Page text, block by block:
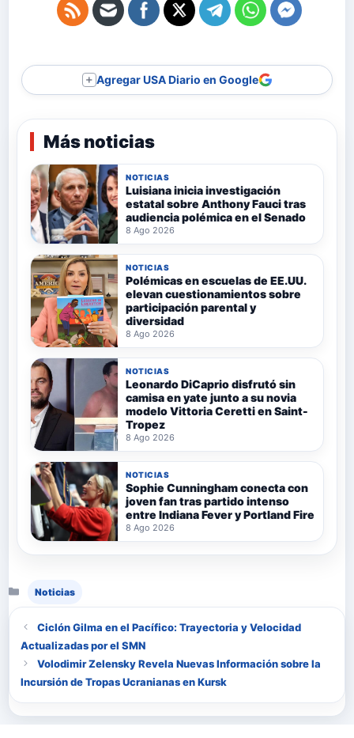
＋ Agregar USA Diario en Google
Más noticias
NOTICIAS
Luisiana inicia investigación
estatal sobre Anthony Fauci tras
audiencia polémica en el Senado
8 Ago 2026
NOTICIAS
Polémicas en escuelas de EE.UU.
elevan cuestionamientos sobre
participación parental y
diversidad
8 Ago 2026
NOTICIAS
Leonardo DiCaprio disfrutó sin
camisa en yate junto a su novia
modelo Vittoria Ceretti en Saint-
Tropez
8 Ago 2026
NOTICIAS
Sophie Cunningham conecta con
joven fan tras partido intenso
entre Indiana Fever y Portland Fire
8 Ago 2026
Noticias
Ciclón Gilma en el Pacífico: Trayectoria y Velocidad
Actualizadas por el SMN
Volodimir Zelensky Revela Nuevas Información sobre la
Incursión de Tropas Ucranianas en Kursk